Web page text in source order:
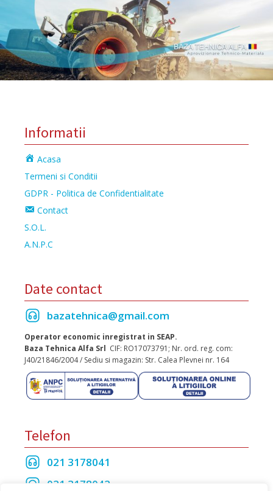
Informatii
Acasa
Termeni si Conditii
GDPR - Politica de Confidentialitate
Contact
S.O.L.
A.N.P.C
Date contact
bazatehnica@gmail.com
Operator economic inregistrat in SEAP.
Baza Tehnica Alfa Srl CIF: RO17073791; Nr. ord. reg. com:
J40/21846/2004 / Sediu si magazin: Str. Calea Plevnei nr. 164
Telefon
021 3178041
021 3178042